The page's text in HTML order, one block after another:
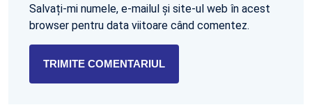
Salvați-mi numele, e-mailul și site-ul web în acest
browser pentru data viitoare când comentez.